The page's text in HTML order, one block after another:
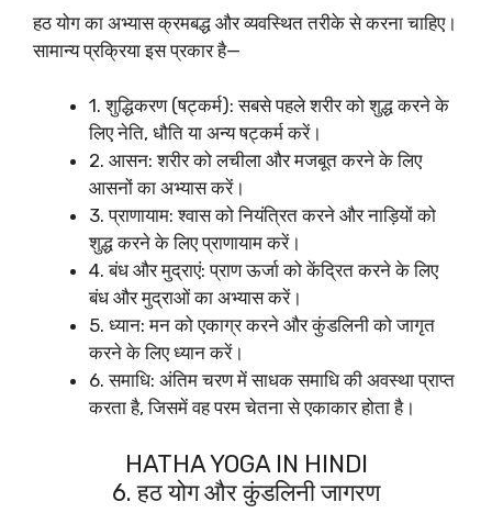
हठ योग का अभ्यास क्रमबद्ध और व्यवस्थित तरीके से करना चाहिए।
सामान्य प्रक्रिया इस प्रकार है—
1. शुद्धिकरण (षट्कर्म): सबसे पहले शरीर को शुद्ध करने के
लिए नेति, धौति या अन्य षट्कर्म करें।
2. आसन: शरीर को लचीला और मजबूत करने के लिए
आसनों का अभ्यास करें।
3. प्राणायाम: श्वास को नियंत्रित करने और नाड़ियों को
शुद्ध करने के लिए प्राणायाम करें।
4. बंध और मुद्राएं: प्राण ऊर्जा को केंद्रित करने के लिए
बंध और मुद्राओं का अभ्यास करें।
5. ध्यान: मन को एकाग्र करने और कुंडलिनी को जागृत
करने के लिए ध्यान करें।
6. समाधि: अंतिम चरण में साधक समाधि की अवस्था प्राप्त
करता है, जिसमें वह परम चेतना से एकाकार होता है।
HATHA YOGA IN HINDI
6. हठ योग और कुंडलिनी जागरण